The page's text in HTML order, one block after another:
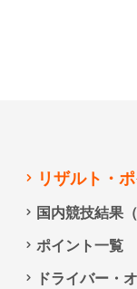
リザルト・
国内競技結果
ポイント一覧
ドライバー・